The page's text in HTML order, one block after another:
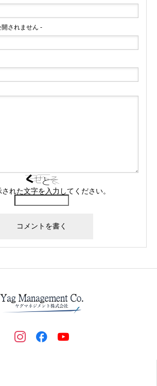
開されません -
れた文字を入力してください。